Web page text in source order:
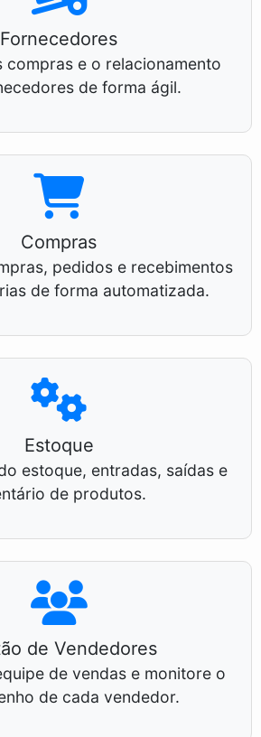
Fornecedores
compras e o relacionamento
de forma ágil.
Compras
pedidos e recebimentos
de forma automatizada.
Estoque
estoque, entradas, saídas e
de produtos.
de Vendedores
de vendas e monitore o
de cada vendedor.